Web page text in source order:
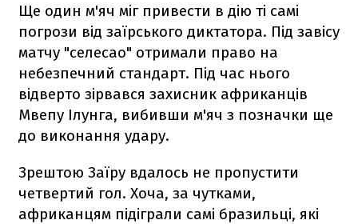
Ще один м'яч міг привести в дію ті самі
погрози від заїрського диктатора. Під завісу
матчу "селесао" отримали право на
небезпечний стандарт. Під час нього
відверто зірвався захисник африканців
Мвепу Ілунга, вибивши м'яч з позначки ще
до виконання удару.
Зрештою Заїру вдалось не пропустити
четвертий гол. Хоча, за чутками,
африканцям підіграли самі бразильці, які